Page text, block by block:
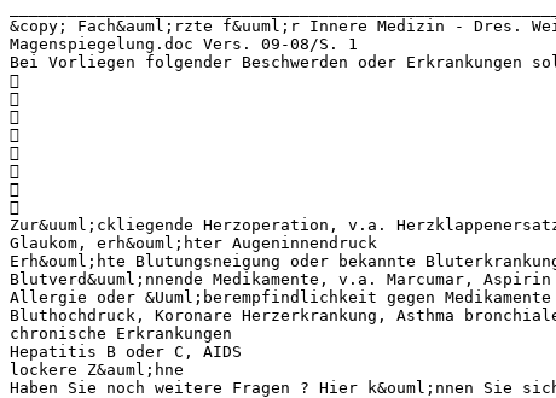
&copy; Fach&auml;rzte f&uuml;r Innere Medizin - Dres.
Magenspiegelung.doc Vers. 09-08/S. 1
Bei Vorliegen folgender Beschwerden oder Erkrankungen








Zur&uuml;ckliegende Herzoperation, v.a.
Glaukom, erh&ouml;hter Augeninnendruck
Erh&ouml;hte Blutungsneigung oder bekannte
Blutverd&uuml;nnende Medikamente, v.a. Marcumar, Aspirin
Allergie oder &Uuml;berempfindlichkeit gegen Medikamente
Bluthochdruck, Koronare Herzerkrankung, Asthma
chronische Erkrankungen
Hepatitis B oder C, AIDS
lockere Z&auml;hne
Haben Sie noch weitere Fragen ? Hier k&ouml;nnen Sie